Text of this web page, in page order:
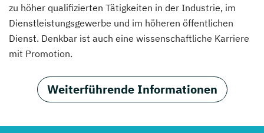
zu höher qualifizierten Tätigkeiten in der Industrie, im
Dienstleistungsgewerbe und im höheren öffentlichen
Dienst. Denkbar ist auch eine wissenschaftliche Karriere
mit Promotion.
Weiterführende Informationen